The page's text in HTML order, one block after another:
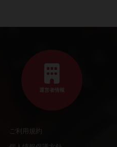
運営者情報
ご利用規約